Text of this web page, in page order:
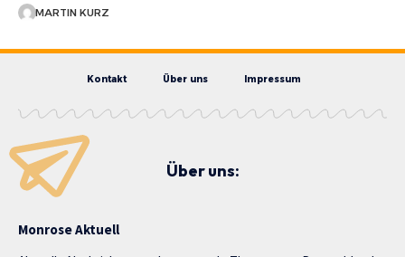
MARTIN KURZ
Kontakt Über uns Impressum
Über uns:
Monrose Aktuell